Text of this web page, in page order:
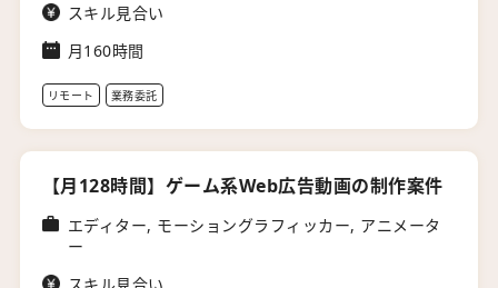
スキル見合い
月160時間
リモート 業務委託
【月128時間】ゲーム系Web広告動画の制作案件
エディター, モーショングラフィッカー, アニメータ
ー
スキル見合い